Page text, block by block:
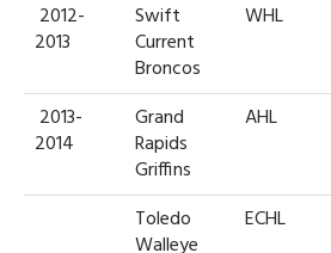
2012-
2013
Swift
Current
Broncos
WHL
2013-
2014
Grand
Rapids
Griffins
AHL
Toledo
Walleye
ECHL